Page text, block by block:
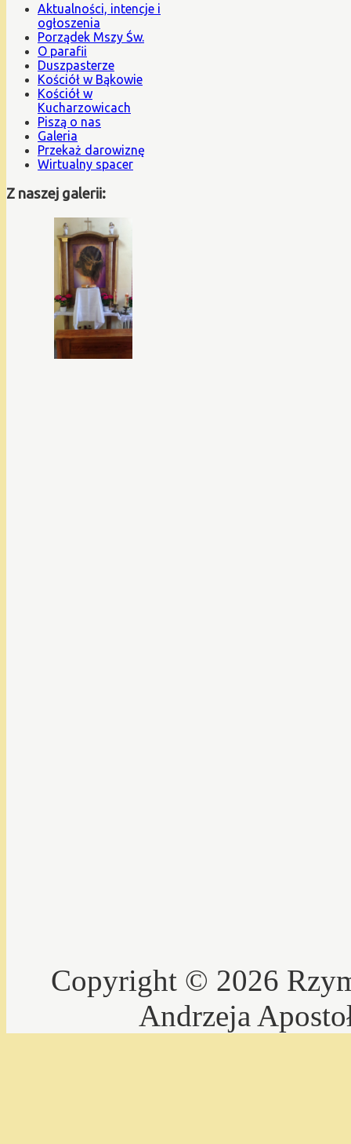
Aktualności, intencje i
ogłoszenia
Porządek Mszy Św.
O parafii
Duszpasterze
Kościół w Bąkowie
Kościół w
Kucharzowicach
Piszą o nas
Galeria
Przekaż darowiznę
Wirtualny spacer
Z naszej galerii:
Copyright © 2026
Andrzeja